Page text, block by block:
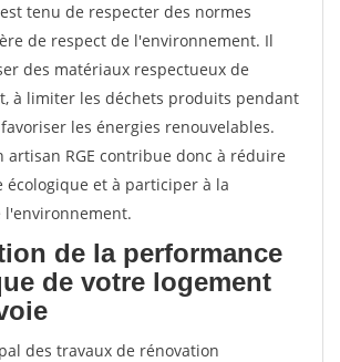
tenu de respecter des normes
de respect de l'environnement. Il
des matériaux respectueux de
à limiter les déchets produits pendant
les énergies renouvelables.
artisan RGE contribue donc à réduire
écologique et à participer à la
l'environnement.
de la performance
de votre logement
des travaux de rénovation